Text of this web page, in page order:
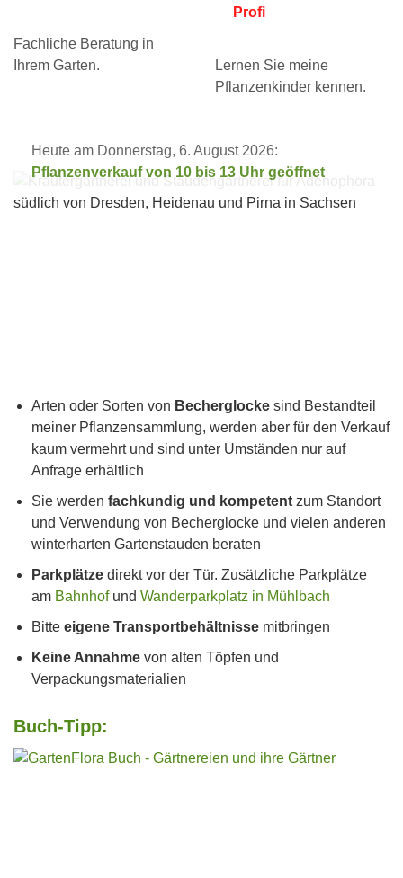
Fachliche Beratung in
Ihrem Garten.
Profi
Lernen Sie meine
Pflanzenkinder kennen.
Heute am Donnerstag, 6. August 2026:
Pflanzenverkauf von 10 bis 13 Uhr geöffnet
Arten oder Sorten von Becherglocke sind Bestandteil
meiner Pflanzensammlung, werden aber für den Verkauf
kaum vermehrt und sind unter Umständen nur auf
Anfrage erhältlich
Sie werden fachkundig und kompetent zum Standort
und Verwendung von Becherglocke und vielen anderen
winterharten Gartenstauden beraten
Parkplätze direkt vor der Tür. Zusätzliche Parkplätze
am Bahnhofund Wanderparkplatz in Mühlbach
Bitte eigene Transportbehältnisse mitbringen
Keine Annahme von alten Töpfen und
Verpackungsmaterialien
Buch-Tipp: